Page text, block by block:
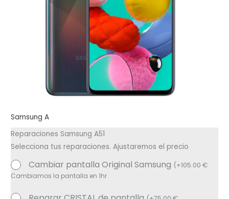
Samsung A
Reparaciones Samsung A51
Selecciona tus reparaciones. Ajustaremos el precio
Cambiar pantalla Original Samsung (+105.00€
Cambiamos la pantalla en 1hr